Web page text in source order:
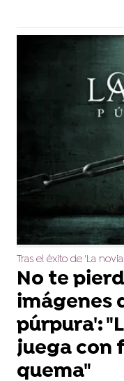
Tras el éxito de 'La
No te
imágenes
púrpura':
juega con
quema"